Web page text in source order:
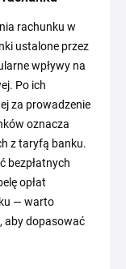
rachunku w
ustalone przez
wpływy na
Po ich
za prowadzenie
oznacza
z taryfą banku.
bezpłatnych
opłat
— warto
aby dopasować